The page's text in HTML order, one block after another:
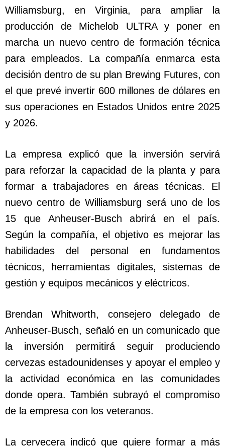
Williamsburg, en Virginia, para ampliar la
producción de Michelob ULTRA y poner en
marcha un nuevo centro de formación técnica
para empleados. La compañía enmarca esta
decisión dentro de su plan Brewing Futures, con
el que prevé invertir 600 millones de dólares en
sus operaciones en Estados Unidos entre 2025
y 2026.
La empresa explicó que la inversión servirá
para reforzar la capacidad de la planta y para
formar a trabajadores en áreas técnicas. El
nuevo centro de Williamsburg será uno de los
15 que Anheuser-Busch abrirá en el país.
Según la compañía, el objetivo es mejorar las
habilidades del personal en fundamentos
técnicos, herramientas digitales, sistemas de
gestión y equipos mecánicos y eléctricos.
Brendan Whitworth, consejero delegado de
Anheuser-Busch, señaló en un comunicado que
la inversión permitirá seguir produciendo
cervezas estadounidenses y apoyar el empleo y
la actividad económica en las comunidades
donde opera. También subrayó el compromiso
de la empresa con los veteranos.
La cervecera indicó que quiere formar a más